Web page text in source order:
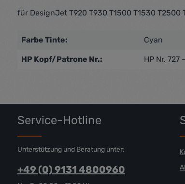
für DesignJet T920 T930 T1500 T1530 T2500
Farbe Tinte: Cyan
HP Kopf/Patrone Nr.: HP Nr.
Service-Hotline
Unterstützung und Beratung unter:
+49 (0) 9131 4800960